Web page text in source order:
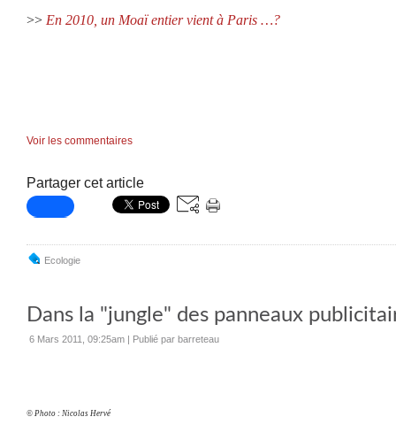
>> En 2010, un Moaï entier vient à Paris …?
Voir les commentaires
Partager cet article
Ecologie
Dans la "jungle" des panneaux
6 Mars 2011, 09:25am | Publié par barreteau
© Photo : Nicolas Hervé